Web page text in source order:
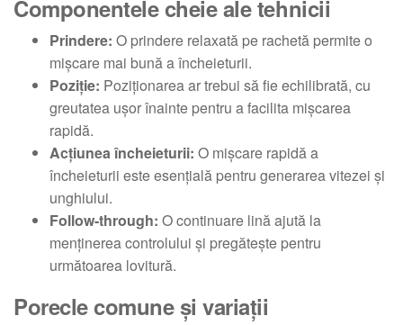
Componentele cheie ale tehnicii
Prindere: O prindere relaxată pe rachetă permite o
mișcare mai bună a încheieturii.
Poziție: Poziționarea ar trebui să fie echilibrată, cu
greutatea ușor înainte pentru a facilita mișcarea
rapidă.
Acțiunea încheieturii: O mișcare rapidă a
încheieturii este esențială pentru generarea vitezei și
unghiului.
Follow-through: O continuare lină ajută la
menținerea controlului și pregătește pentru
următoarea lovitură.
Porecle comune și variații